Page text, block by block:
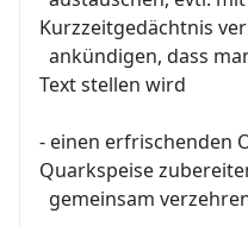
Kurzzeitgedächtnis
ankündigen, dass
Text stellen wird
- einen erfrischenden
Quarkspeise
gemeinsam